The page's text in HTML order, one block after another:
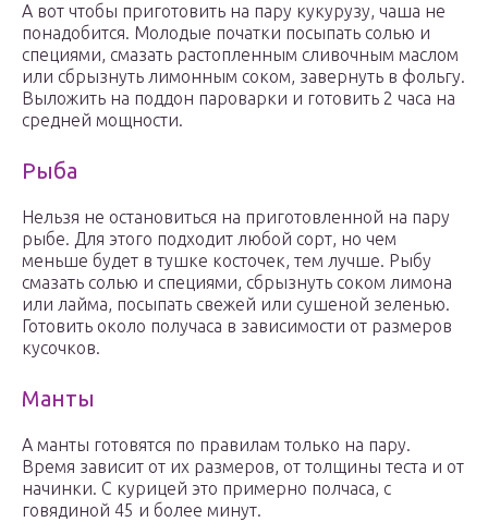
А вот чтобы приготовить на пару кукурузу, чаша не
понадобится. Молодые початки посыпать солью и
специями, смазать растопленным сливочным маслом
или сбрызнуть лимонным соком, завернуть в фольгу.
Выложить на поддон пароварки и готовить 2 часа на
средней мощности.
Рыба
Нельзя не остановиться на приготовленной на пару
рыбе. Для этого подходит любой сорт, но чем
меньше будет в тушке косточек, тем лучше. Рыбу
смазать солью и специями, сбрызнуть соком лимона
или лайма, посыпать свежей или сушеной зеленью.
Готовить около получаса в зависимости от размеров
кусочков.
Манты
А манты готовятся по правилам только на пару.
Время зависит от их размеров, от толщины теста и от
начинки. С курицей это примерно полчаса, с
говядиной 45 и более минут.